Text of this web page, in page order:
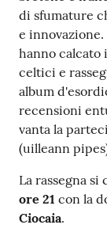
di sfumature
e
hanno
celtici e
album
recensioni
vanta la
(uilleann
La rassegna si
ore 21 con la
Ciocaia.